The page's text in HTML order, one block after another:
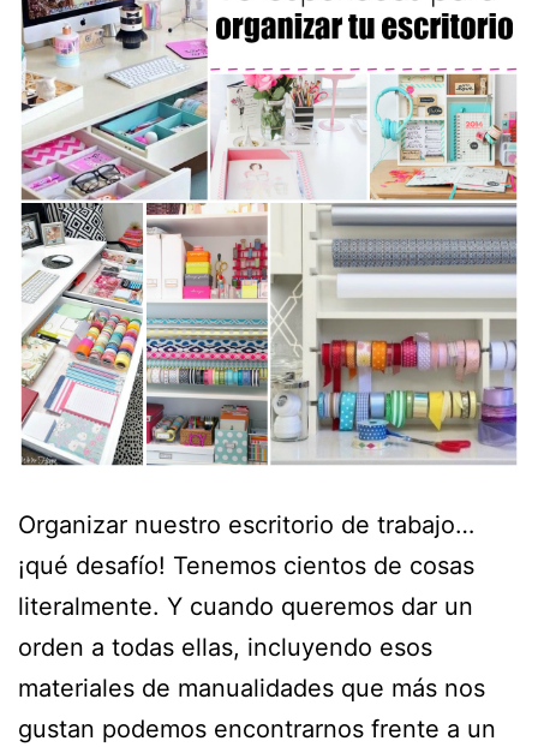
Organizar nuestro escritorio de trabajo…
¡qué desafío! Tenemos cientos de cosas
literalmente. Y cuando queremos dar un
orden a todas ellas, incluyendo esos
materiales de manualidades que más nos
gustan podemos encontrarnos frente a un